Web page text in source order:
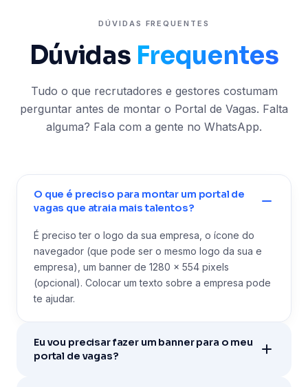
DÚVIDAS FREQUENTES
Dúvidas Frequentes
Tudo o que recrutadores e gestores costumam
perguntar antes de montar o Portal de Vagas. Falta
alguma? Fala com a gente no WhatsApp.
O que é preciso para montar um portal de
vagas que atraia mais talentos?
É preciso ter o logo da sua empresa, o ícone do
navegador (que pode ser o mesmo logo da sua e
empresa), um banner de 1280 x 554 pixels
(opcional). Colocar um texto sobre a empresa pode
te ajudar.
Eu vou precisar fazer um banner para o meu
portal de vagas?